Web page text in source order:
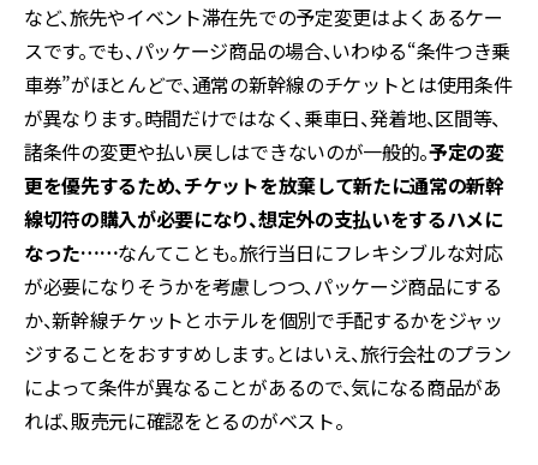
など、旅先やイベント滞在先での予定変更はよくあるケー
スです。でも、パッケージ商品の場合、いわゆる“条件つき乗
車券”がほとんどで、通常の新幹線のチケットとは使用条件
が異なります。時間だけではなく、乗車日、発着地、区間等、
諸条件の変更や払い戻しはできないのが一般的。予定の変
更を優先するため、チケットを放棄して新たに通常の新幹
線切符の購入が必要になり、想定外の支払いをするハメに
なった……なんてことも。旅行当日にフレキシブルな対応
が必要になりそうかを考慮しつつ、パッケージ商品にする
か、新幹線チケットとホテルを個別で手配するかをジャッ
ジすることをおすすめします。とはいえ、旅行会社のプラン
によって条件が異なることがあるので、気になる商品があ
れば、販売元に確認をとるのがベスト。